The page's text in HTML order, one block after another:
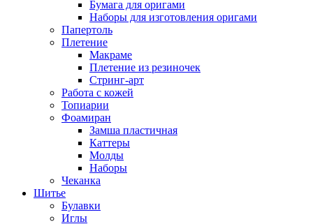
Бумага для оригами
Наборы для изготовления оригами
Папертоль
Плетение
Макраме
Плетение из резиночек
Стринг-арт
Работа с кожей
Топиарии
Фоамиран
Замша пластичная
Каттеры
Молды
Наборы
Чеканка
Шитье
Булавки
Иглы